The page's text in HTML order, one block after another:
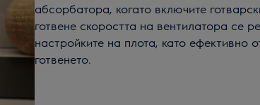
абсорбатора, когато включите
готвене скоростта на вентилатора се
настройките на плота, като ефективно
готвенето.